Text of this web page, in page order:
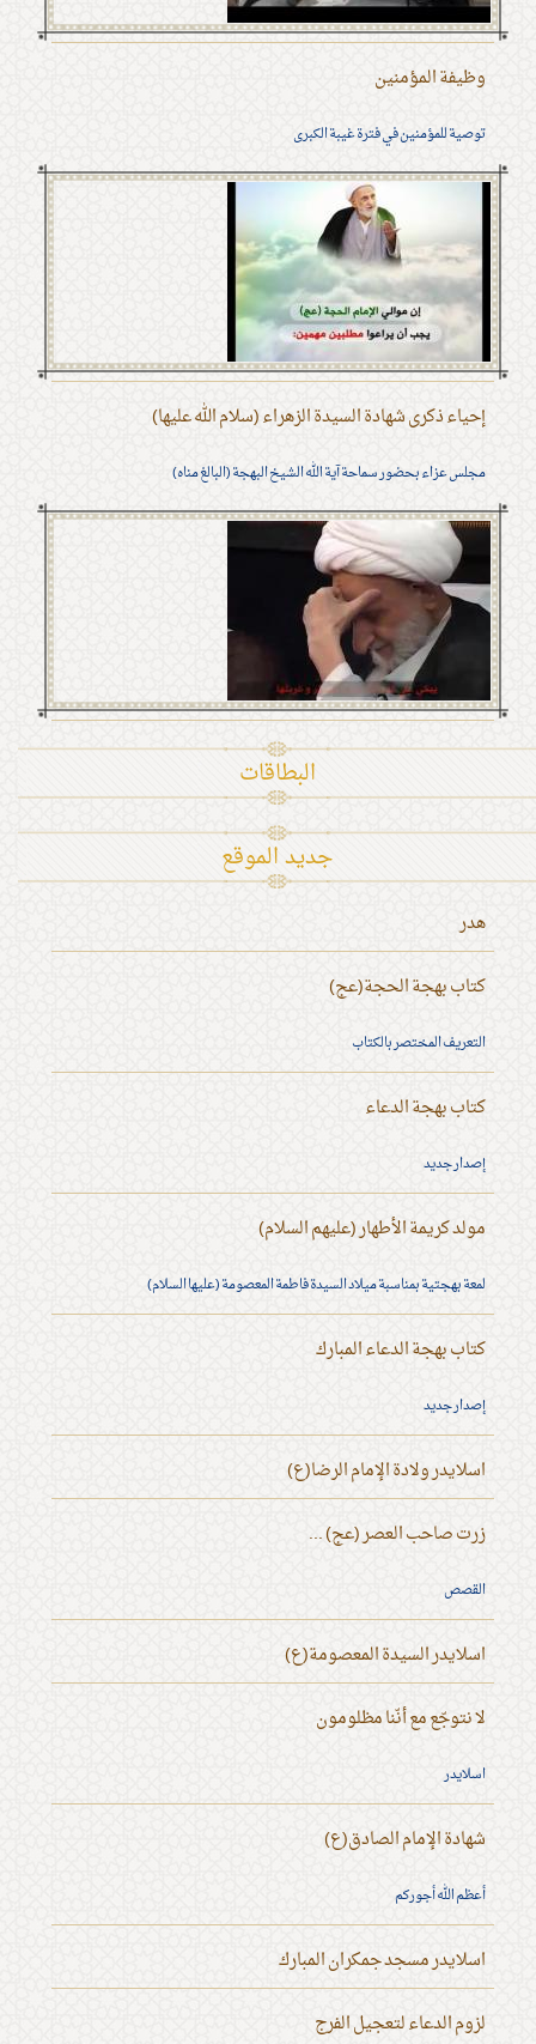
وظيفة المؤمنين
توصية للمؤمنين في فترة غيبة الكبرى
إحياء ذكرى شهادة السيدة الزهراء (سلام الله عليها)
مجلس عزاء بحضور سماحة آية الله الشيخ البهجة (البالغ مناه)
البطاقات
جديد الموقع
هدر
كتاب بهجة الحجة(عج)
التعريف المختصر بالكتاب
كتاب بهجة الدعاء
إصدار جديد
مولد كريمة الأطهار (عليهم السلام)
لمعة بهجتية بمناسبة ميلاد السيدة فاطمة المعصومة (عليها السلام)
كتاب بهجة الدعاء المبارك
إصدار جديد
اسلايدر ولادة الإمام الرضا(ع)
زرت صاحب العصر (عج) ...
القصص
اسلايدر السيدة المعصومة(ع)
لا نتوجّع مع أنّنا مظلومون
اسلايدر
شهادة الإمام الصادق(ع)
أعظم الله أجوركم
اسلايدر مسجد جمكران المبارك
لزوم الدعاء لتعجيل الفرج